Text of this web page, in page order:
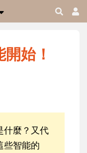
始！
什麼？又代
些智能的